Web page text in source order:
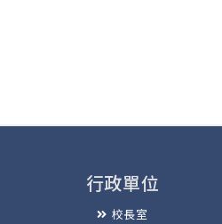
行政單位
校長室